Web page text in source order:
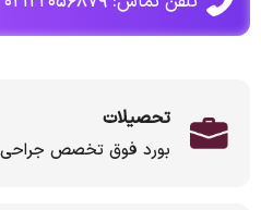
تحصیلات
بورد فوق تخصص جراحی